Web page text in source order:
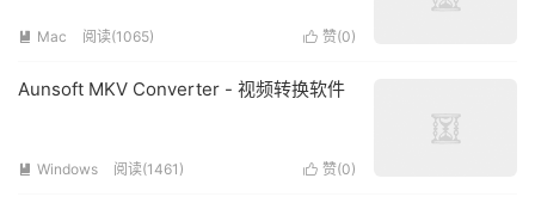
 赞(0)
 Mac 阅读(1065)
Aunsoft MKV Converter - 视频转换软件
 赞(0)
 Windows 阅读(1461)